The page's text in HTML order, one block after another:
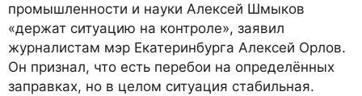
промышленности и науки Алексей Шмыков
«держат ситуацию на контроле», заявил
журналистам мэр Екатеринбурга Алексей Орлов.
Он признал, что есть перебои на определённых
заправках, но в целом ситуация стабильная.